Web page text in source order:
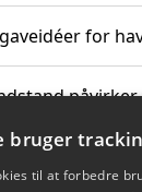
for
bruger
til at forbedre